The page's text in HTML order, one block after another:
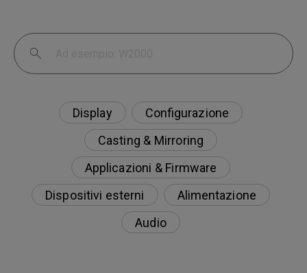
Display
Configurazione
Casting & Mirroring
Applicazioni & Firmware
Dispositivi esterni
Alimentazione
Audio